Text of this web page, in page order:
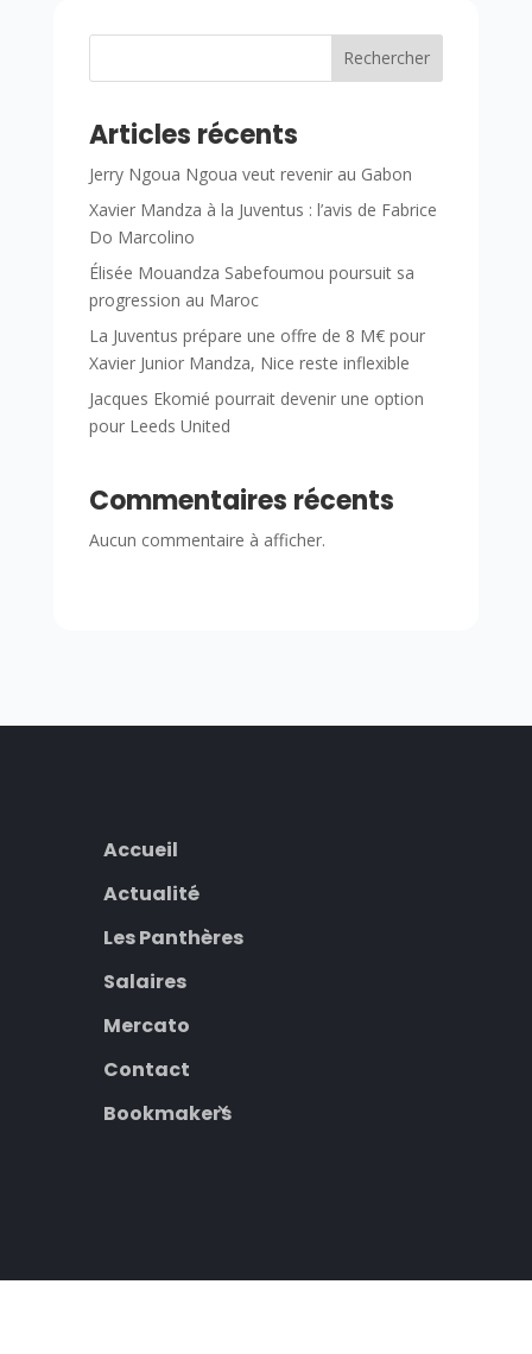
Rechercher
Articles récents
Jerry Ngoua Ngoua veut revenir au Gabon
Xavier Mandza à la Juventus : l’avis de Fabrice
Do Marcolino
Élisée Mouandza Sabefoumou poursuit sa
progression au Maroc
La Juventus prépare une offre de 8 M€ pour
Xavier Junior Mandza, Nice reste inflexible
Jacques Ekomié pourrait devenir une option
pour Leeds United
Commentaires récents
Aucun commentaire à afficher.
Accueil
Actualité
Les Panthères
Salaires
Mercato
Contact
Bookmakers